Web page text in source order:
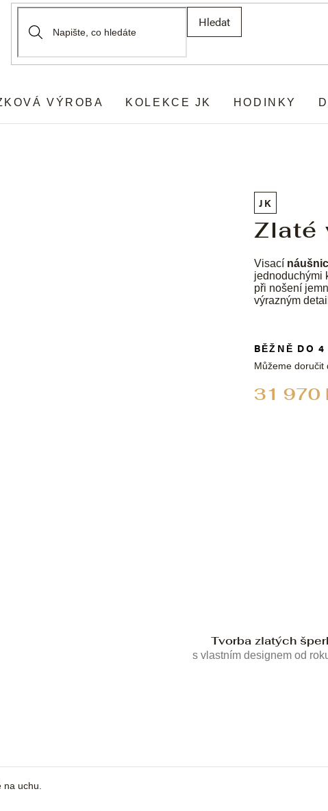
Hledat
VÝROBA KOLEKCE JK HODINKY
JK
Zlaté
Visací
jednoduchými
při nošení
výrazným
31 970
BĚŽNĚ DO
Můžeme doručit
Tvorba zlatých
s vlastním designem od
uchu.